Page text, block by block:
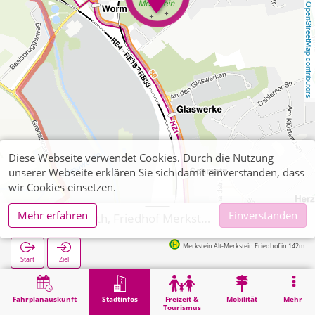
OpenStreetMap contributors
Fahrplanauskunft Stadtinfos
Freizeit &
Tourismus
Mobilität Mehr
Start Ziel
Merkstein Alt-Merkstein Friedhof in 142m
Stadtinfos Herzogenrath, Friedhof Merkstein
Diese Webseite verwendet Cookies. Durch die Nutzung
unserer Webseite erklären Sie sich damit einverstanden, dass
wir Cookies einsetzen.
Mehr erfahren
Einverstanden